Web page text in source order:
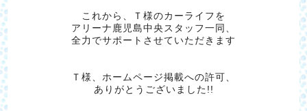
これから、Ｔ様のカーライフを
アリーナ鹿児島中央スタッフ一同、
全力でサポートさせていただきます
Ｔ様、ホームページ掲載への許可、
ありがとうございました!!